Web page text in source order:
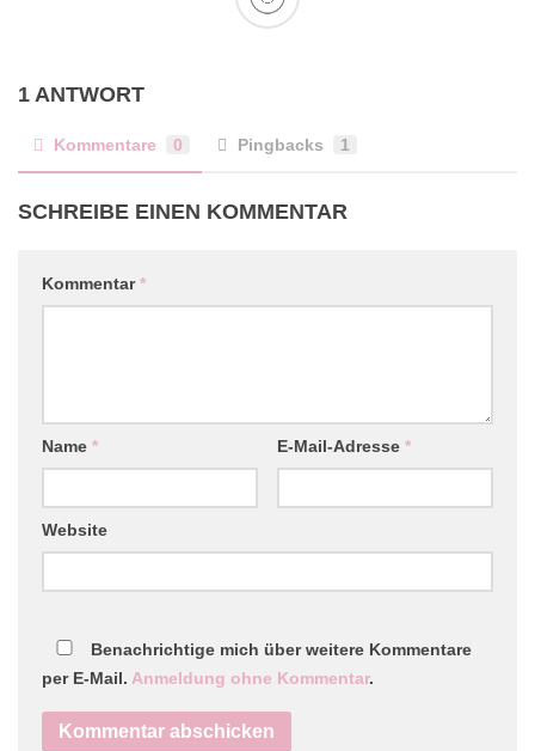
1 ANTWORT
Kommentare 0 Pingbacks 1
SCHREIBE EINEN KOMMENTAR
Kommentar*
Name * E-Mail-Adresse *
Website
Benachrichtige mich über weitere Kommentare
per E-Mail. Anmeldung ohne Kommentar.